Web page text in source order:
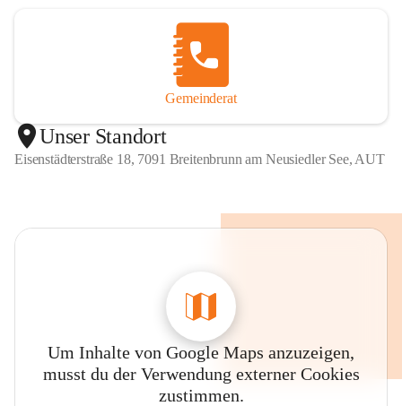
Gemeinderat
Unser Standort
Eisenstädterstraße 18, 7091 Breitenbrunn am Neusiedler See, AUT
Um Inhalte von Google Maps anzuzeigen,
musst du der Verwendung externer Cookies
zustimmen.